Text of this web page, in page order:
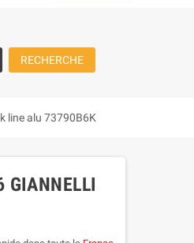
RECHERCHE
line alu 73790B6K
GIANNELLI